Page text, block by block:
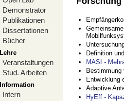
Demonstrator
Publikationen
Dissertationen
Bücher
Lehre
Veranstaltungen
Stud. Arbeiten
Information
Intern
Definition
MASI -
Entwicklung
Adaptive
HyEff -